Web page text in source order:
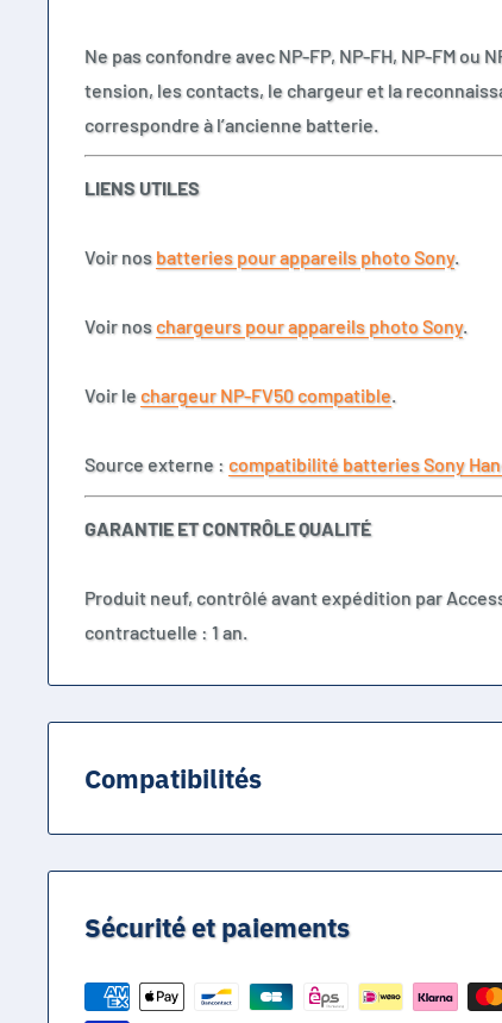
Ne pas confondre avec NP-FP, NP-FH, NP-FM ou
tension, les contacts, le chargeur et la
correspondre à l’ancienne batterie.
LIENS UTILES
Voir nos batteries pour appareils photo Sony.
Voir noschargeurs pour appareils photo Sony.
Voir lechargeur NP-FV50 compatible.
Source externe : compatibilité batteries Sony
GARANTIE ET CONTRÔLE QUALITÉ
Produit neuf, contrôlé avant expédition par
contractuelle : 1 an.
Compatibilités
Sony DCR-SR58E
Sony DCR-SR68E
Sony DCR-SR78E
Sony DCR-SR88E
Sony DCR-SX15
Sony DCR-SX21
Sécurité et paiements